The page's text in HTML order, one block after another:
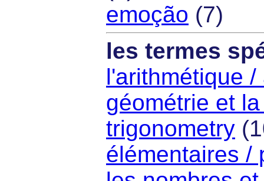
emoção (7)
les termes
l'arithmétique
géométrie et
trigonometry
élémentaires /